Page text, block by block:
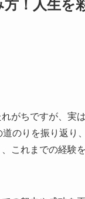
！人生を
がちですが、実
のりを振り返り
これまでの経験